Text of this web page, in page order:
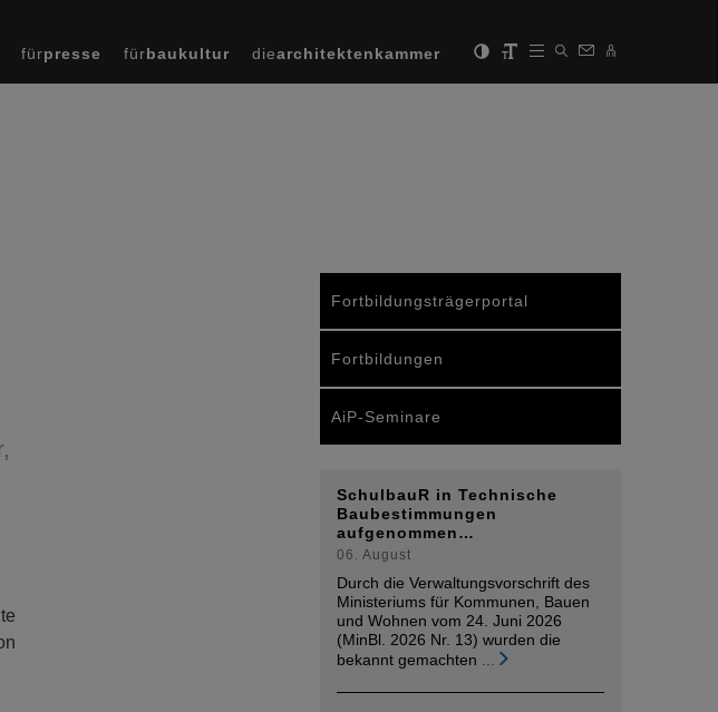
fürpresse fürbaukultur diearchitektenkammer
Fortbildungsträgerportal
Fortbildungen
AiP-Seminare
SchulbauR in Technische
Baubestimmungen
aufgenommen…
06. August
Durch die Verwaltungsvorschrift des
Ministeriums für Kommunen, Bauen
und Wohnen vom 24. Juni 2026
(MinBl. 2026 Nr. 13) wurden die
bekannt gemachten